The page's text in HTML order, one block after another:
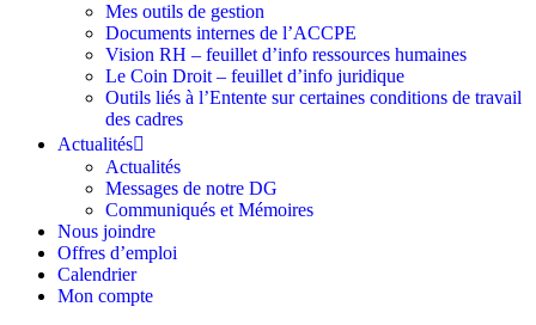
Mes outils de gestion
Documents internes de l’ACCPE
Vision RH – feuillet d’info ressources humaines
Le Coin Droit – feuillet d’info juridique
Outils liés à l’Entente sur certaines conditions de travail
des cadres
Actualités
Actualités
Messages de notre DG
Communiqués et Mémoires
Nous joindre
Offres d’emploi
Calendrier
Mon compte